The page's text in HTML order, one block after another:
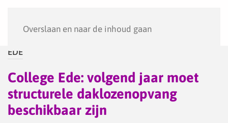
Overslaan en naar de inhoud gaan
EDE
College Ede: volgend jaar moet
structurele daklozenopvang
beschikbaar zijn